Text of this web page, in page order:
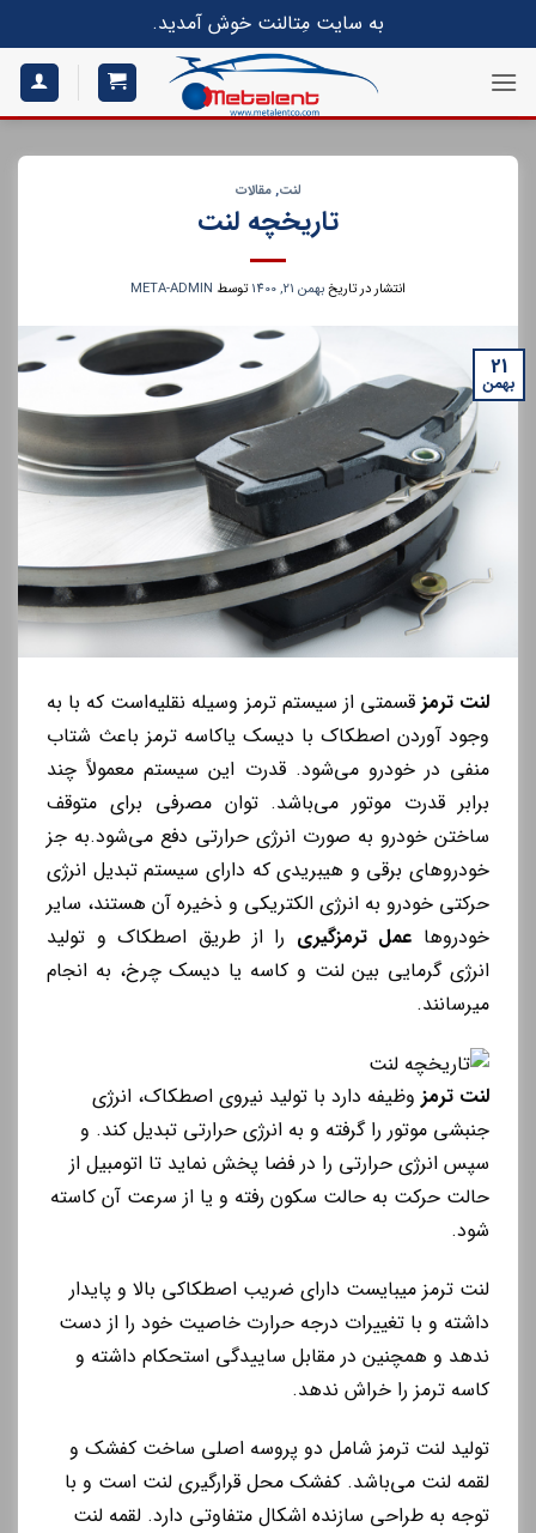
به سایت مِتالنت خوش آمدید.
لنت,مقالات
تاریخچه لنت
انتشار در تاریخبهمن 21, 1400 توسطMETA-ADMIN
بهمن
لنت ترمزقسمتی از سیستم ترمز وسیله نقلیه‌است که با به
وجود آوردن اصطکاک با دیسک یاکاسه ترمز باعث شتاب
منفی در خودرو می‌شود. قدرت این سیستم معمولاً چند
برابر قدرت موتور می‌باشد. توان مصرفی برای متوقف
ساختن خودرو به صورت انرژی حرارتی دفع می‌شود.به جز
خودرو‌های برقی و هیبریدی که دارای سیستم‌ تبدیل انرژی
حرکتی خودرو به انرژی الکتریکی و ذخیره آن هستند، سایر
خودرو‌هاعمل ترمزگیریرا از طریق اصطکاک و تولید
انرژی گرمایی بین لنت و کاسه یا دیسک چرخ، به انجام
میرسانند.
لنت ترمزوظیفه دارد با تولید نیروی اصطکاک، انرژی
جنبشی موتور را گرفته و به انرژی حرارتی تبدیل کند. و
سپس انرژی حرارتی را در فضا پخش نماید تا اتومبیل از
حالت حرکت به حالت سکون رفته و یا از سرعت آن کاسته
شود.
لنت ترمز میبایست دارای ضریب اصطکاکی بالا و پایدار
داشته و با تغییرات درجه حرارت خاصیت خود را از دست
ندهد و همچنین در مقابل ساییدگی استحکام داشته و
کاسه ترمز را خراش ندهد.
تولید لنت ترمز شامل دو پروسه اصلی ساخت کفشک و
لقمه لنت می‌باشد. کفشک محل قرارگیری لنت است و با
توجه به طراحی سازنده اشکال متفاوتی دارد. لقمه لنت